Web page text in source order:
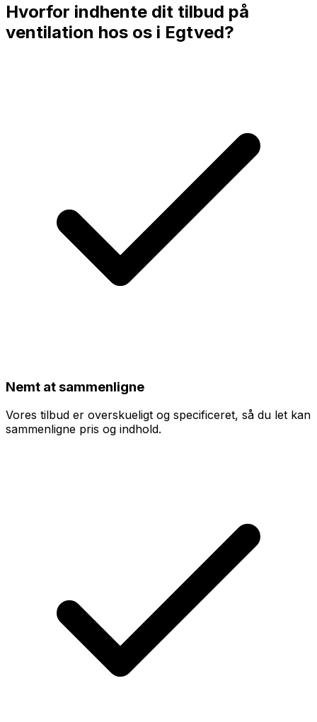
Hvorfor indhente dit tilbud på
ventilation hos os i Egtved?
Nemt at sammenligne
Vores tilbud er overskueligt og specificeret, så du let kan
sammenligne pris og indhold.